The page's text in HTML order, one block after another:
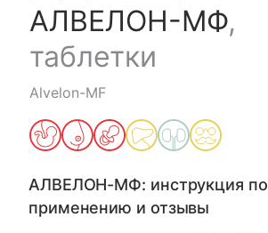
АЛВЕЛОН-МФ,
таблетки
Alvelon-MF
АЛВЕЛОН-МФ: инструкция по
применению и отзывы